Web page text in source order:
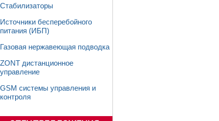
Стабилизаторы
Источники бесперебойного
питания (ИБП)
Газовая нержавеющая подводка
ZONT дистанционное
управление
GSM системы управления и
контроля